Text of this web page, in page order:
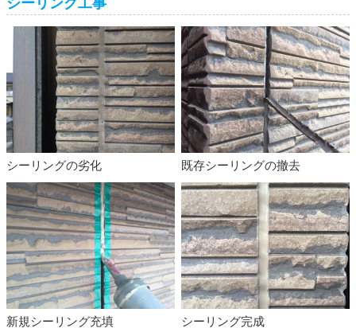
シーリングの劣化 既存シーリングの撤去
新規シーリング充填 シーリング完成